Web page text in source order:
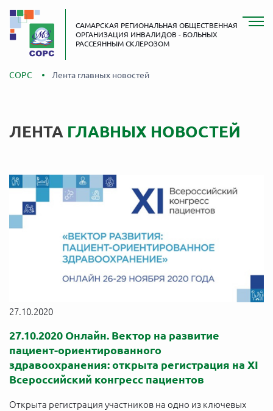
САМАРСКАЯ РЕГИОНАЛЬНАЯ ОБЩЕСТВЕННАЯ
ОРГАНИЗАЦИЯ ИНВАЛИДОВ - БОЛЬНЫХ
РАССЕЯННЫМ СКЛЕРОЗОМ
СОРС Лента главных новостей
ЛЕНТА ГЛАВНЫХ НОВОСТЕЙ
27.10.2020
27.10.2020 Онлайн. Вектор на развитие
пациент-ориентированного
здравоохранения: открыта регистрация на ХI
Всероссийский конгресс пациентов
Открыта регистрация участников на одно из ключевых